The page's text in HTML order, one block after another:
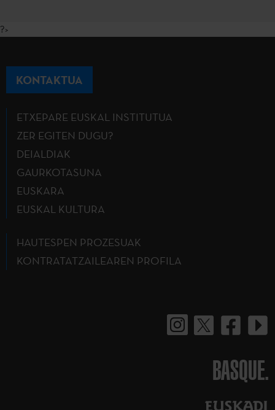
?>
KONTAKTUA
ETXEPARE EUSKAL INSTITUTUA
ZER EGITEN DUGU?
DEIALDIAK
GAURKOTASUNA
EUSKARA
EUSKAL KULTURA
HAUTESPEN PROZESUAK
KONTRATATZAILEAREN PROFILA
BASQUE.